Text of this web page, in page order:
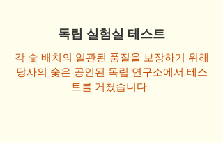
독립 실험실 테스트
각 숯 배치의 일관된 품질을 보장하기 위해
당사의 숯은 공인된 독립 연구소에서 테스
트를 거쳤습니다.